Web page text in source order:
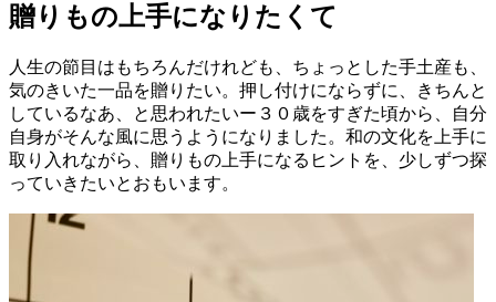
贈りもの上手になりたくて
人生の節目はもちろんだけれども、ちょっとした手土産も、
気のきいた一品を贈りたい。押し付けにならずに、きちんと
しているなあ、と思われたいー３０歳をすぎた頃から、自分
自身がそんな風に思うようになりました。和の文化を上手に
取り入れながら、贈りもの上手になるヒントを、少しずつ探
っていきたいとおもいます。